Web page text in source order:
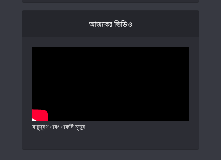
আজকের ভিডিও
বায়ুদূষণ এবং একটি মৃত্যু